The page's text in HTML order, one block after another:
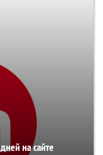
на сайте